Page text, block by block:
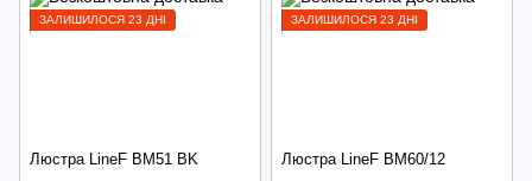
ЗАЛИШИЛОСЯ 23 ДНІ
Люстра LineF BM51 BK
ЗАЛИШИЛОСЯ 23 ДНІ
Люстра LineF BM60/12